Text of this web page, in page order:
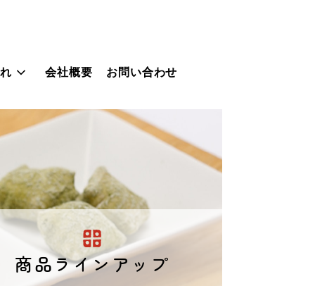
会社概要 お問い合わせ
商品ラインアップ